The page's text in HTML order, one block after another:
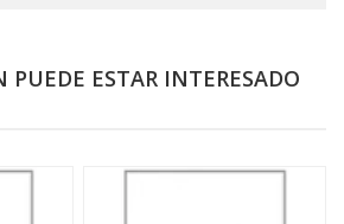
ESTAR INTERESADO